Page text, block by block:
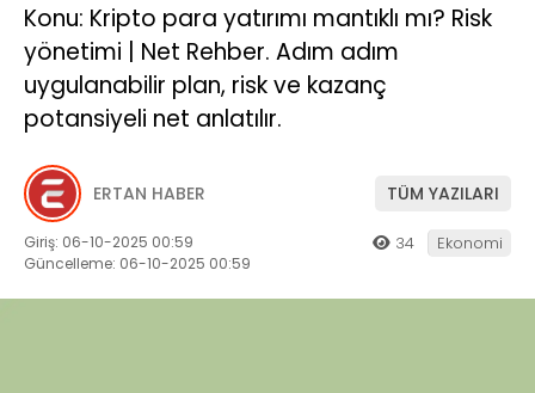
Konu: Kripto para yatırımı mantıklı mı? Risk
yönetimi | Net Rehber. Adım adım
uygulanabilir plan, risk ve kazanç
potansiyeli net anlatılır.
ERTAN HABER TÜM YAZILARI
Giriş: 06-10-2025 00:59
Güncelleme: 06-10-2025 00:59
34 Ekonomi